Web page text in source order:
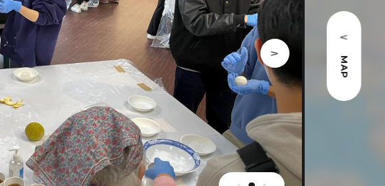
2晚3天
美北
藝北
宮島周邊
東山口
愛媛
島根
廣島視頻
MAP